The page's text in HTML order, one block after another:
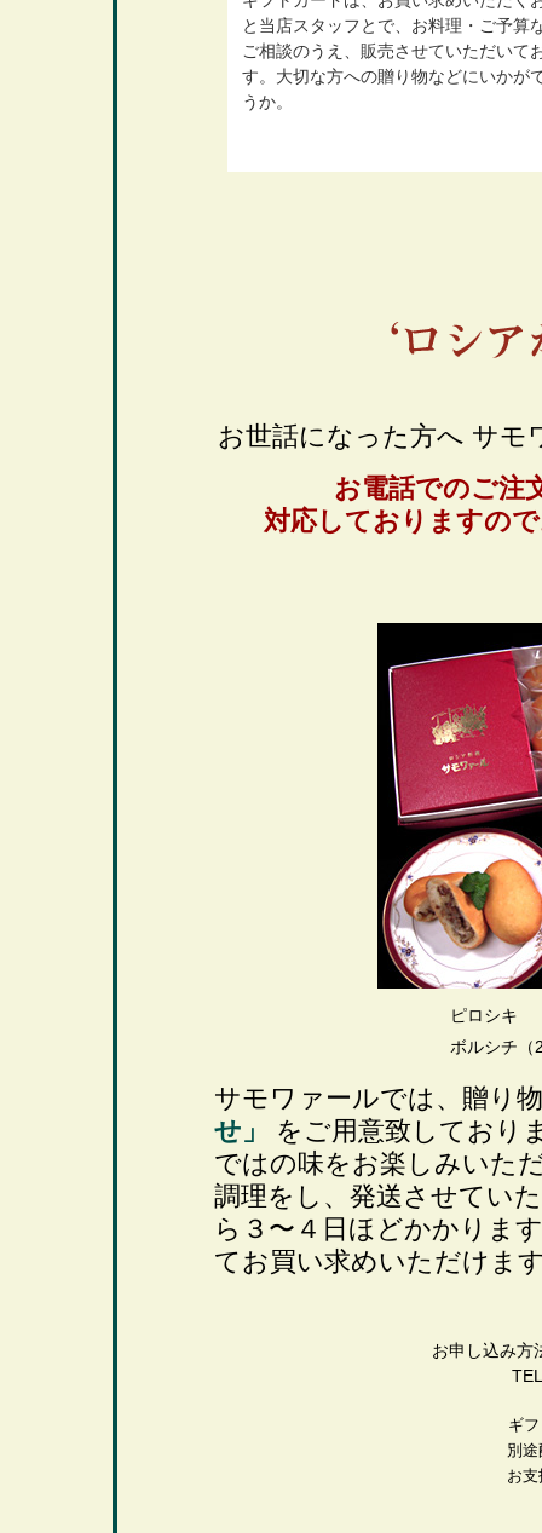
と当店スタッフとで、お料理・ご予算
ご相談のうえ、販売させていただいて
す。大切な方への贈り物などにいかが
うか。
お世話になった方へ サモ
お電話でのご注
対応しておりますの
ピロシキ
ボルシチ（
サモワァールでは、贈り
せ」 をご用意致しており
ではの味をお楽しみいた
調理をし、発送させてい
ら３〜４日ほどかかりま
てお買い求めいただけま
お申し込み方
ギ
別
お